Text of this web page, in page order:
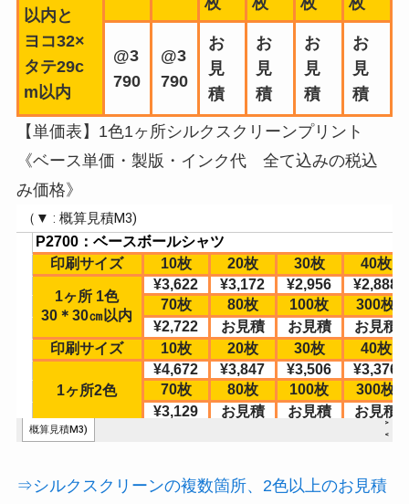
以内と
ヨコ32×
タテ29c
m以内
@3
790
@3
790
お
見
積
お
見
積
お
見
積
お
見
積
【単価表】1色1ヶ所シルクスクリーンプリント
《ベース単価・製版・インク代 全て込みの税込
み価格》
⇒シルクスクリーンの複数箇所、2色以上のお見積